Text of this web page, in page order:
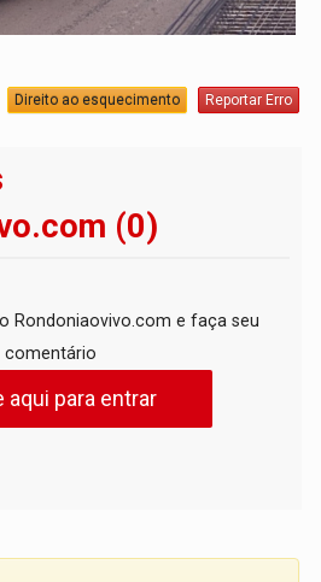
Direito ao esquecimento Reportar Erro
(0)
Rondoniaovivo.com e faça seu
comentário
aqui para entrar